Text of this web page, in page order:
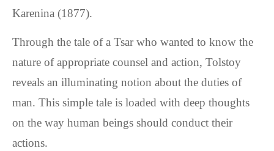
Karenina (1877).
Through the tale of a Tsar who wanted to know the
nature of appropriate counsel and action, Tolstoy
reveals an illuminating notion about the duties of
man. This simple tale is loaded with deep thoughts
on the way human beings should conduct their
actions.